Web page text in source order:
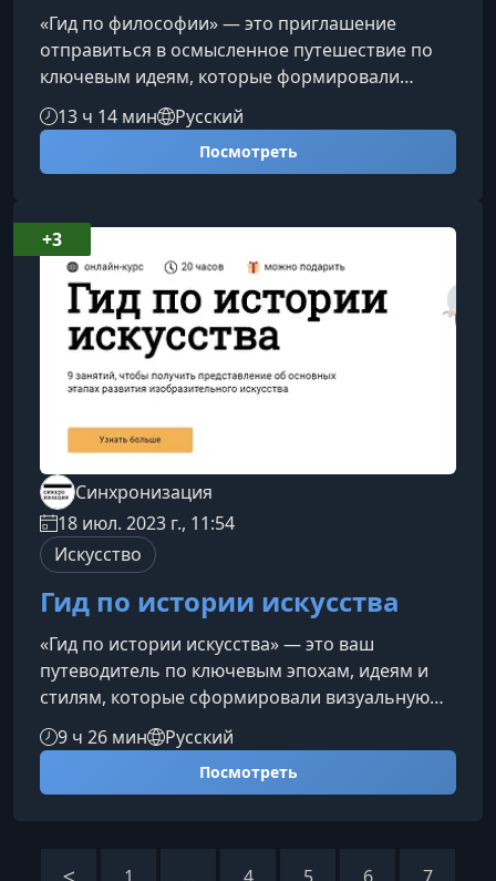
«Гид по философии» — это приглашение
отправиться в осмысленное путешествие по
ключевым идеям, которые формировали
мышление человечества больше двух
тысячелетий. Курс помогает увидеть логику
исторического развития философии, избежать
поверхностного понимания и научиться
профессиональной жизни.О чём этот
курсЗнакомство с философией часто кажется
делом сложным: слишком много школ,
направлений и имён. Здесь важно понима
13 ч 14 мин Русский
Посмотреть
Синхронизация
18 июл. 2023 г., 11:54
Искусство
Гид по истории искусства
«Гид по истории искусства» — это ваш
путеводитель по ключевым эпохам, идеям и
стилям, которые сформировали визуальную
культуру Европы. Курс помогает увидеть в
искусстве не набор разрозненных шедевров, а
цельную историческую ткань, где каждый
9 ч 26 мин Русский
Посмотреть
+3